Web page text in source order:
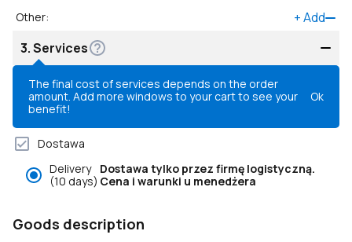
Other: +Add
3.Services
The final cost of services depends on the order
amount. Add more windows to your cart to see your
benefit!
Ok
Dostawa
Delivery
(10 days)
Dostawa tylko przez firmę logistyczną.
Cena i warunki u menedżera
Goods description